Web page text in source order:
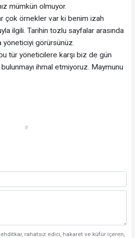
mümkün olmuyor.
çok örnekler var ki benim izah
ilgili. Tarihin tozlu sayfalar arasında
yöneticiyi görürsünüz.
tür yöneticilere karşı biz de gün
ihmal etmiyoruz. Maymunu
#
rahatsız edici, hakaret ve küfür içeren,